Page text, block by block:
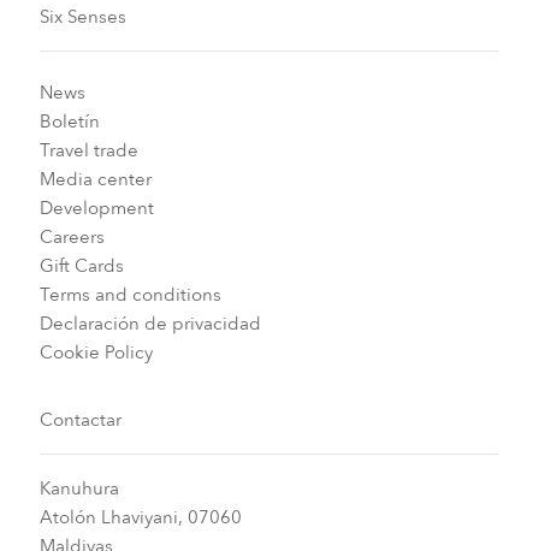
Six Senses
News
Boletín
Travel trade
Media center
Development
Careers
Gift Cards
Terms and conditions
Declaración de privacidad
Cookie Policy
Contactar
Kanuhura
Atolón Lhaviyani, 07060